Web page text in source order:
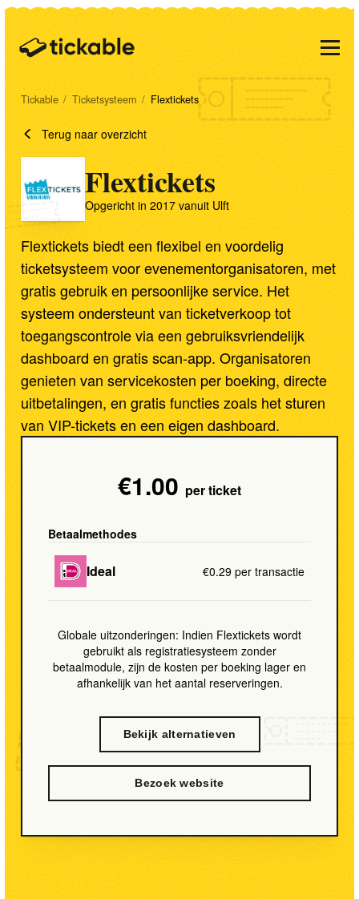
Tickable / Ticketsysteem / Flextickets
Terug naar overzicht
Flextickets
Opgericht in 2017 vanuit Ulft
Flextickets biedt een flexibel en voordelig
ticketsysteem voor evenementorganisatoren, met
gratis gebruik en persoonlijke service. Het
systeem ondersteunt van ticketverkoop tot
toegangscontrole via een gebruiksvriendelijk
dashboard en gratis scan-app. Organisatoren
genieten van servicekosten per boeking, directe
uitbetalingen, en gratis functies zoals het sturen
van VIP-tickets en een eigen dashboard.
€1.00 per ticket
Betaalmethodes
Ideal €0.29 per transactie
Globale uitzonderingen: Indien Flextickets wordt
gebruikt als registratiesysteem zonder
betaalmodule, zijn de kosten per boeking lager en
afhankelijk van het aantal reserveringen.
Bekijk alternatieven
Bezoek website